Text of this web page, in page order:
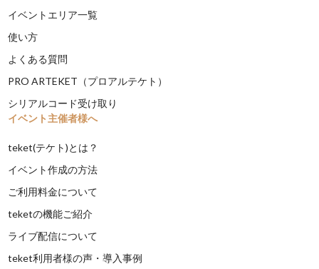
イベントエリア一覧
使い方
よくある質問
PRO ARTEKET（プロアルテケト）
シリアルコード受け取り
イベント主催者様へ
teket(テケト)とは？
イベント作成の方法
ご利用料金について
teketの機能ご紹介
ライブ配信について
teket利用者様の声・導入事例